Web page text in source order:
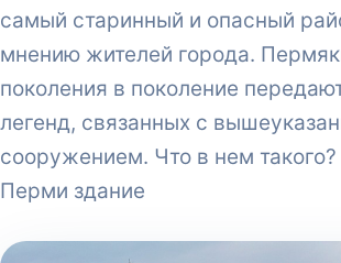
самый старинный и опасный
мнению жителей города.
поколения в поколение
легенд, связанных с
сооружением. Что в нем
Перми здание